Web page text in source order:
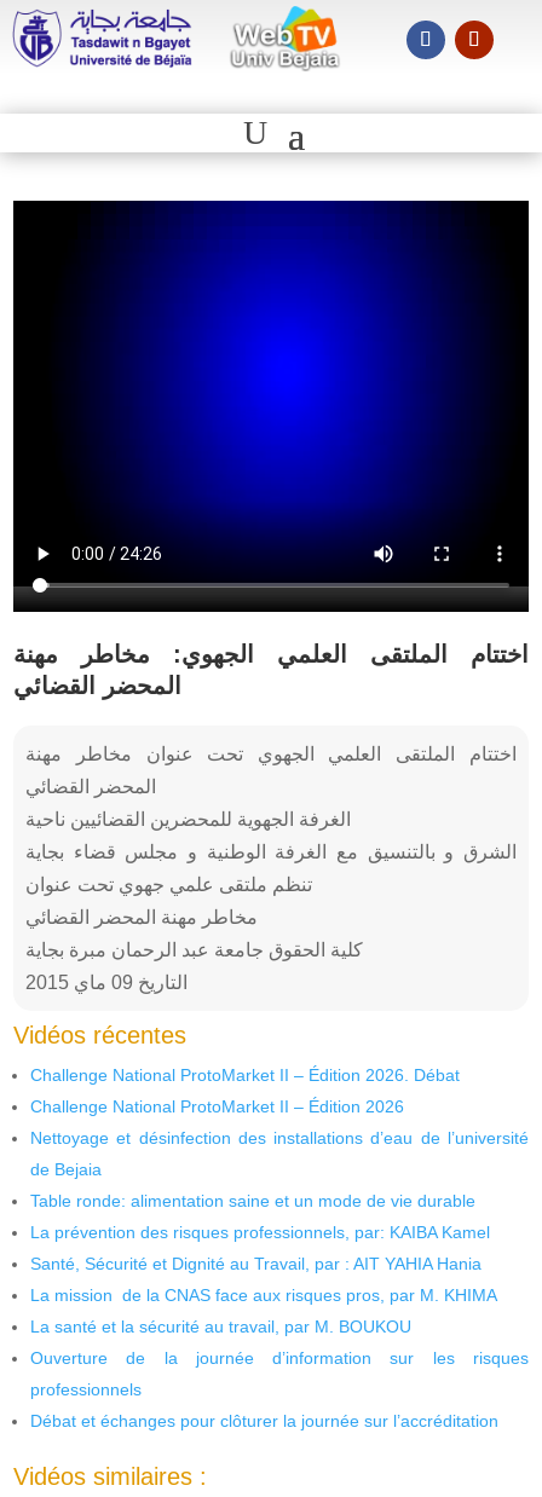
اختتام الملتقى العلمي الجهوي: مخاطر مهنة
المحضر القضائي
اختتام الملتقى العلمي الجهوي تحت عنوان مخاطر مهنة
المحضر القضائي
الغرفة الجهوية للمحضرين القضائيين ناحية
الشرق و بالتنسيق مع الغرفة الوطنية و مجلس قضاء بجاية
تنظم ملتقى علمي جهوي تحت عنوان
مخاطر مهنة المحضر القضائي
كلية الحقوق جامعة عبد الرحمان مبرة بجاية
التاريخ 09 ماي 2015
Vidéos récentes
Challenge National ProtoMarket II – Édition 2026. Débat
Challenge National ProtoMarket II – Édition 2026
Nettoyage et désinfection des installations d’eau de l’université
de Bejaia
Table ronde: alimentation saine et un mode de vie durable
La prévention des risques professionnels, par: KAIBA Kamel
Santé, Sécurité et Dignité au Travail, par : AIT YAHIA Hania
La mission de la CNAS face aux risques pros, par M. KHIMA
La santé et la sécurité au travail, par M. BOUKOU
Ouverture de la journée d’information sur les risques
professionnels
Débat et échanges pour clôturer la journée sur l’accréditation
Vidéos similaires :